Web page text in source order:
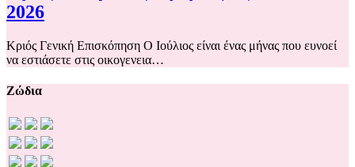
2026
Κριός Γενική Επισκόπηση Ο Ιούλιος είναι ένας μήνας που ευνοεί
να εστιάσετε στις οικογενεια…
Ζώδια